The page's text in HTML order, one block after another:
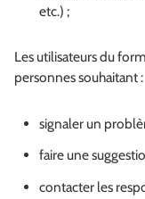
etc.) ;
Les utilisateurs du
personnes souhaitant :
signaler un
faire une
contacter les